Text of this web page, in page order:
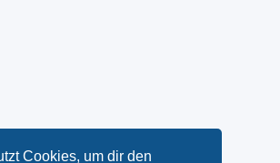
Cookies, um dir den